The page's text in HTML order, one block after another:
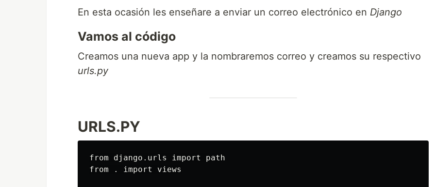
En esta ocasión les enseñare a enviar un correo electrónico en Django
Vamos al código
Creamos una nueva app y la nombraremos correo y creamos su respectivo
urls.py
URLS.PY
from django.urls import path
from . import views